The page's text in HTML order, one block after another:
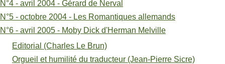
classique
(Claude
Lafaye)
N°4 - avril 2004 - Gérard de Nerval
N°5 - octobre 2004 - Les Romantiques allemands
N°6 - avril 2005 - Moby Dick d'Herman Melville
Editorial (Charles Le Brun)
Orgueil et humilité du traducteur (Jean-Pierre Sicre)